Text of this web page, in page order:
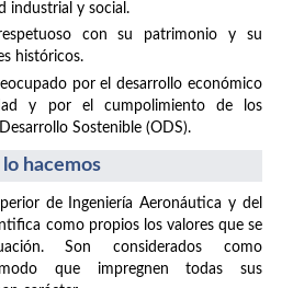
industrial y social.
con su patrimonio y su
históricos.
por el desarrollo económico
y por el cumpolimiento de los
Sostenible (ODS).
hacemos
de Ingeniería Aeronáutica y del
como propios los valores que se
Son considerados como
que impregnen todas sus